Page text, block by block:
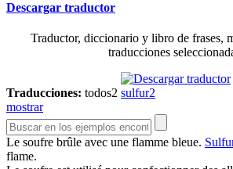
Descargar traductor
Traductor, diccionario y libro de frases,
traducciones
Traducciones: todos2 sulfur2
mostrar
Le soufre brûle avec une flamme bleue.
flame.